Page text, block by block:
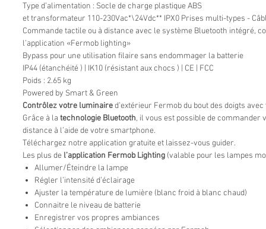
Type d’alimentation : Socle de charge plastique ABS
et transformateur 110-230Vac*\24Vdc** IPX0 Prises multi-types -
Commande tactile ou à distance avec le système Bluetooth intégré,
l’application «Fermob lighting»
Bypass pour une utilisation filaire sans endommager la batterie
IP44 (étanchéité ) | IK10 (résistant aux chocs ) | CE | FCC
Poids : 2.65 kg
Powered by Smart & Green
Contrôlez votre luminaired’extérieur Fermob du bout des doigts avec
Grâce à la technologie Bluetooth, il vous est possible de
distance à l’aide de votre smartphone.
Téléchargez notre application gratuite et laissez-vous guider.
Les plus de l’application Fermob Lighting (valable pour les lampes
Allumer/Éteindre la lampe
Régler l’intensité d’éclairage
Ajuster la température de lumière (blanc froid à blanc chaud)
Connaitre le niveau de batterie
Enregistrer vos propres ambiances